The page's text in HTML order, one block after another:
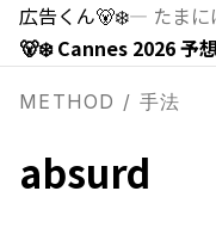
広告くん🐻‍❄️— たまに
🐻‍❄️ Cannes 2026 予
METHOD / 手法
absurd